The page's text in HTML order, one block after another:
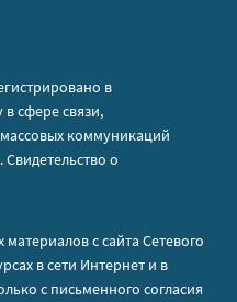
в
сфере связи,
коммуникаций
о
с сайта Сетевого
в сети Интернет и в
с письменного согласия